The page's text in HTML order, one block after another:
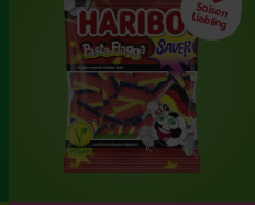
Saison
Liebling